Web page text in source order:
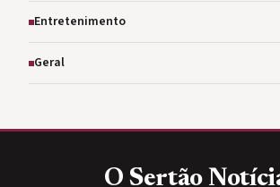
Entretenimento
Geral
O Sertão